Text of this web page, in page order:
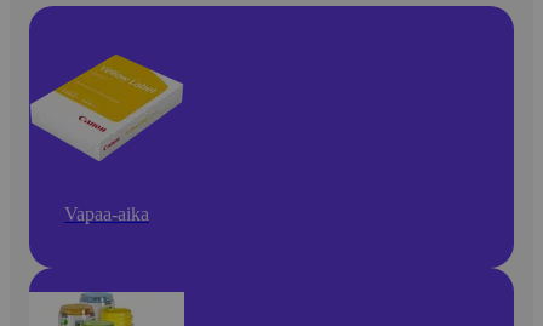
Vapaa-aika